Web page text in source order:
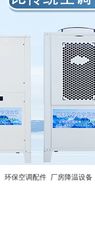
环保空调配件 厂房降温设备